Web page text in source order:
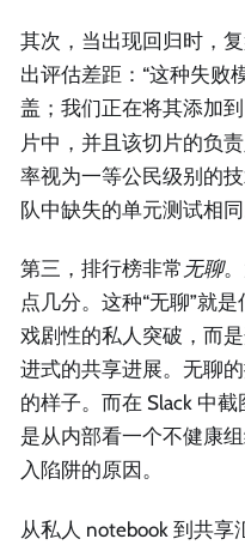
其次，当出现回归时，
出评估差距：“这种失败
盖；我们正在将其添加到
片中，并且该切片的负
率视为一等公民级别的
队中缺失的单元测试相同
第三，排行榜非常 无聊
点几分。这种“无聊”就
戏剧性的私人突破，而
进式的共享进展。无聊
的样子。而在 Slack 中
是从内部看一个不健康
入陷阱的原因。
从私人 notebook 到共享